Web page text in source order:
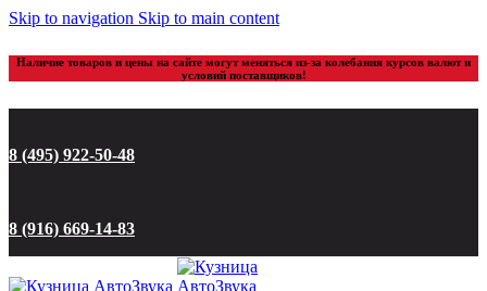
Skip to navigation Skip to main content
Наличие товаров и цены на сайте могут меняться из-за колебания курсов валют и
условий поставщиков!
8 (495) 922-50-48
8 (916) 669-14-83